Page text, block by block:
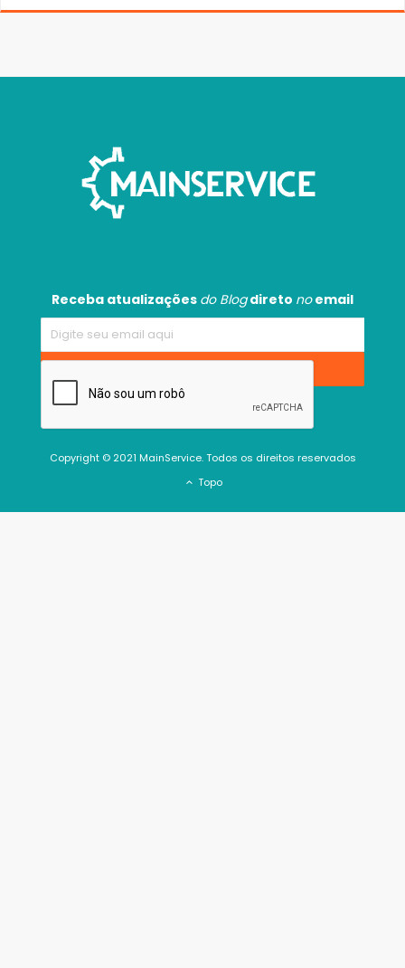
Receba atualizações do Blogdireto noemail
Copyright © 2021 MainService. Todos os direitos reservados
Topo